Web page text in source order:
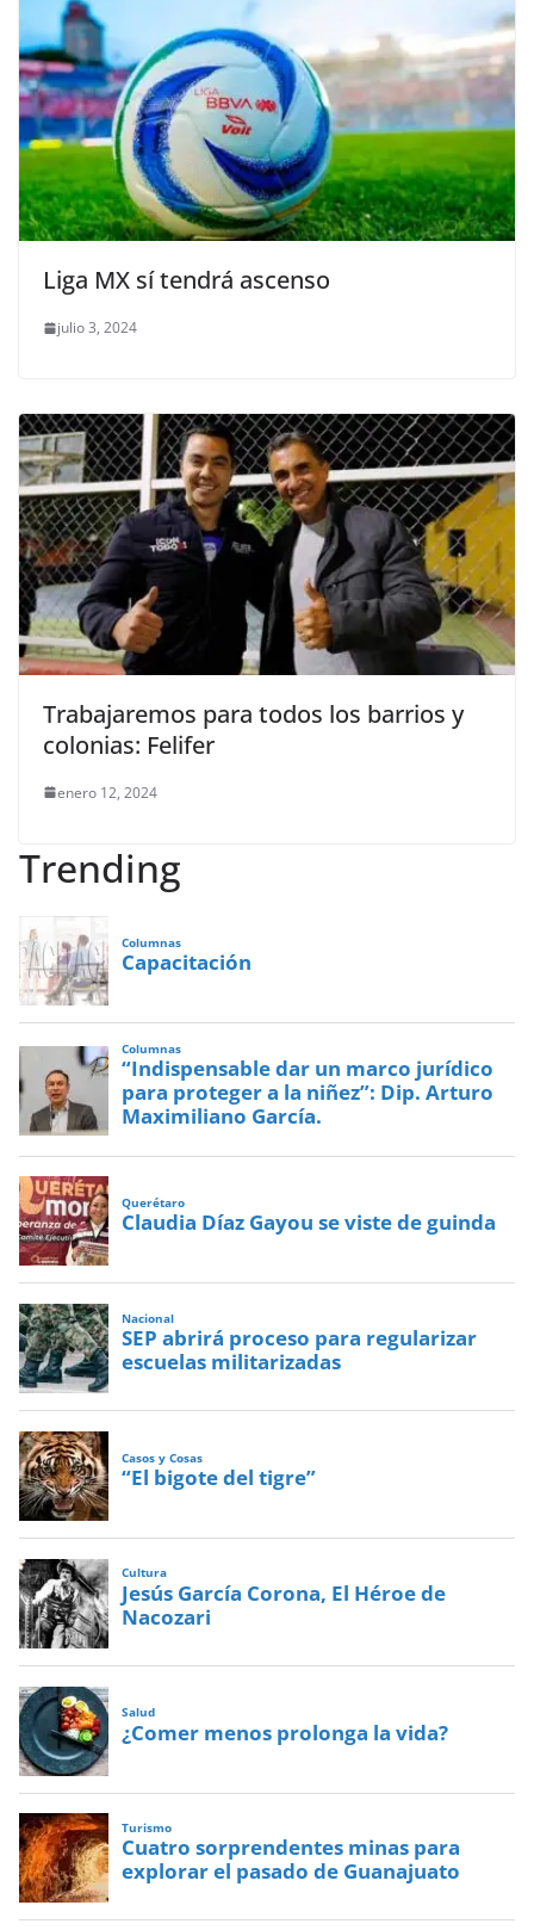
Liga MX sí tendrá ascenso
julio 3, 2024
Trabajaremos para todos los barrios y
colonias: Felifer
enero 12, 2024
Trending